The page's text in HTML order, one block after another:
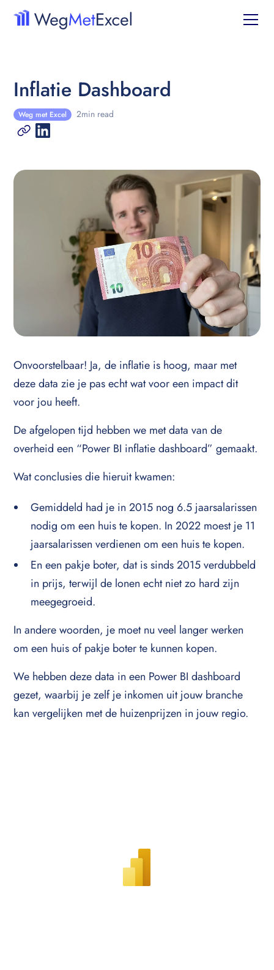
Inflatie Dashboard
Weg met Excel 2min read
Onvoorstelbaar! Ja, de inflatie is hoog, maar met
deze data zie je pas echt wat voor een impact dit
voor jou heeft.
De afgelopen tijd hebben we met data van de
overheid een “Power BI inflatie dashboard” gemaakt.
Wat conclusies die hieruit kwamen:
Gemiddeld had je in 2015 nog 6.5 jaarsalarissen
nodig om een huis te kopen. In 2022 moest je 11
jaarsalarissen verdienen om een huis te kopen.
En een pakje boter, dat is sinds 2015 verdubbeld
in prijs, terwijl de lonen echt niet zo hard zijn
meegegroeid.
In andere woorden, je moet nu veel langer werken
om een huis of pakje boter te kunnen kopen.
We hebben deze data in een Power BI dashboard
gezet, waarbij je zelf je inkomen uit jouw branche
kan vergelijken met de huizenprijzen in jouw regio.